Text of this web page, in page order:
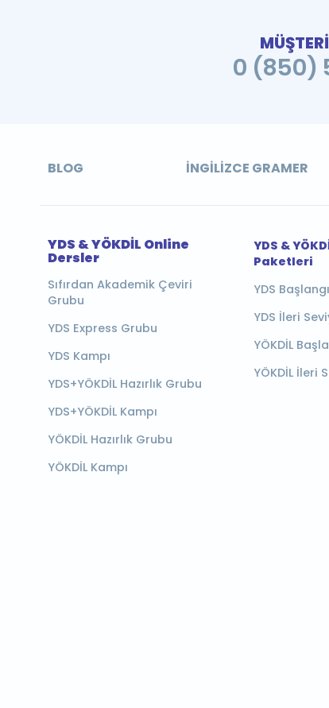
0 (850)
BLOG İNGILIZCE GRAMER
YDS & YÖKDİL Online
Dersler
Sıfırdan Akademik Çeviri
Grubu
YDS Express Grubu
YDS Kampı
YDS+YÖKDİL Hazırlık Grubu
YDS+YÖKDİL Kampı
YÖKDİL Hazırlık Grubu
YÖKDİL Kampı
YDS &
Paketleri
YDS
YDS İleri
YÖKDİL
YÖKDİL İleri